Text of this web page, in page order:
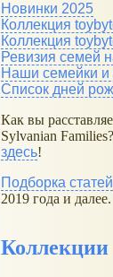
Новинки 2025
Коллекция
Коллекция
Ревизия семей
Наши семейки и
Список дней
Как вы
Sylvanian
здесь!
Подборка статей
2019 года и далее.
Коллекции